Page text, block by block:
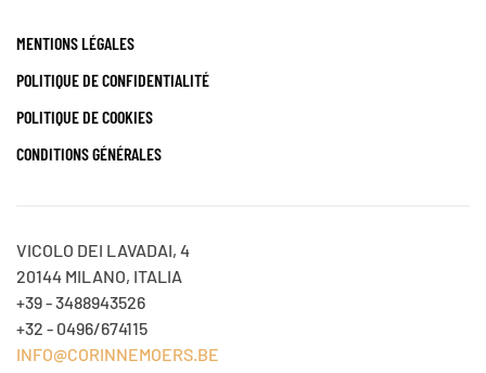
MENTIONS LÉGALES
POLITIQUE DE CONFIDENTIALITÉ
POLITIQUE DE COOKIES
CONDITIONS GÉNÉRALES
VICOLO DEI LAVADAI, 4
20144 MILANO, ITALIA
+39 - 3488943526
+32 - 0496/674115
INFO@CORINNEMOERS.BE